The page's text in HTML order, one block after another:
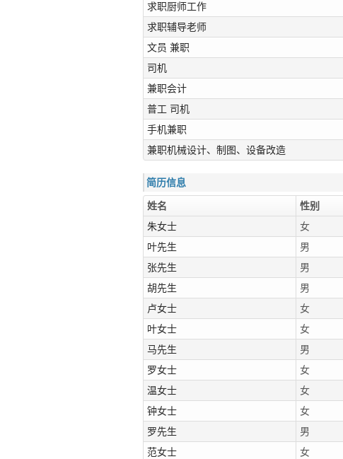
求职厨师工作
求职辅导老师
文员 兼职
司机
兼职会计
普工 司机
手机兼职
兼职机械设计、制图、设备改造
简历信息
姓名 性别
朱女士
女
叶先生
男
张先生
男
胡先生
男
卢女士
女
叶女士
女
马先生
男
罗女士
女
温女士
女
钟女士
女
罗先生
男
范女士
女